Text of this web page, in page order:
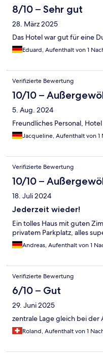
8/10 – Sehr gut
28. März 2025
Das Hotel war gut für eine
Eduard, Aufenthalt von 1
Verifizierte Bewertung
10/10 –
5. Aug. 2024
Freundliches Personal,
Jacqueline, Aufenthalt von 1
Verifizierte Bewertung
10/10 –
18. Juli 2024
Jederzeit wieder!
Ein tolles Haus mit guten
privatem Parkplatz, alles
Andreas, Aufenthalt von 1
Verifizierte Bewertung
6/10 – Gut
29. Juni 2025
zentrale Lage gleich bei der
Roland, Aufenthalt von 1